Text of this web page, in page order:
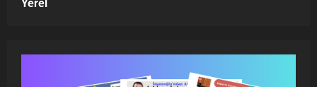
Yerel